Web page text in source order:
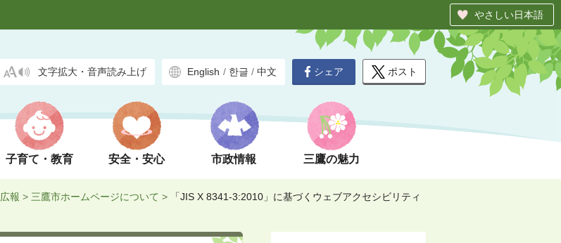
やさしい日本語
文字拡大・音声読み上げ English / 한글 / 中文
子育て・教育 安全・安心 市政情報 三鷹の魅力
シェア ポスト
広報 > 三鷹市ホームページについて > 「JIS X 8341-3:2010」に基づくウェブアクセシビリティ